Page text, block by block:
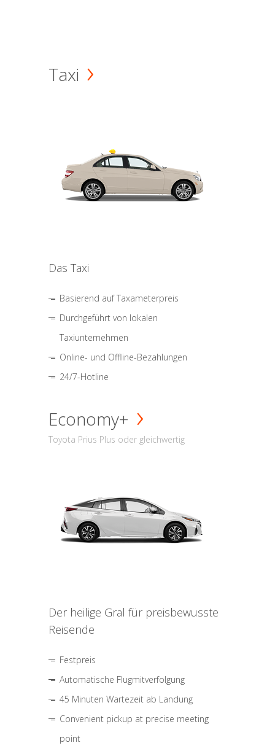
Taxi
Das Taxi
Basierend auf Taxameterpreis
Durchgeführt von lokalen
Taxiunternehmen
Online- und Offline-Bezahlungen
24/7-Hotline
Economy+
Toyota Prius Plus oder gleichwertig
Der heilige Gral für preisbewusste
Reisende
Festpreis
Automatische Flugmitverfolgung
45 Minuten Wartezeit ab Landung
Convenient pickup at precise meeting
point